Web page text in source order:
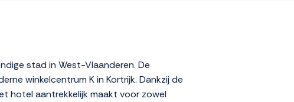
stad in West-Vlaanderen. De
winkelcentrum K in Kortrijk. Dankzij de
hotel aantrekkelijk maakt voor zowel